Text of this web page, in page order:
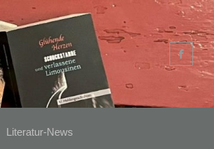
Literatur-News